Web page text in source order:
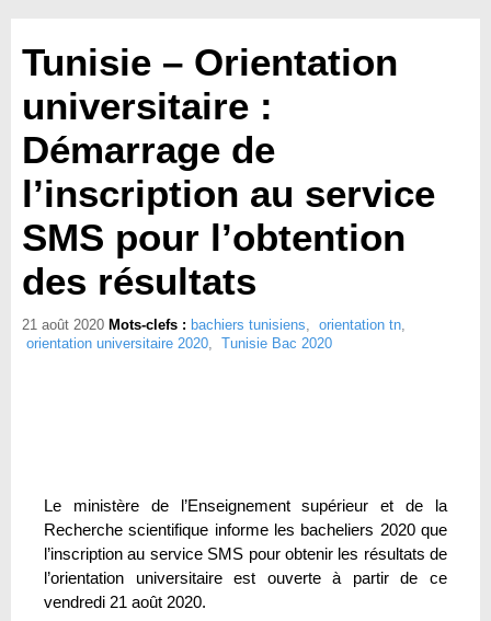
Tunisie – Orientation
universitaire :
Démarrage de
l’inscription au service
SMS pour l’obtention
des résultats
21 août 2020 Mots-clefs : bachiers tunisiens, orientation tn,
orientation universitaire 2020, Tunisie Bac 2020
Le ministère de l’Enseignement supérieur et de la
Recherche scientifique informe les bacheliers 2020 que
l’inscription au service SMS pour obtenir les résultats de
l’orientation universitaire est ouverte à partir de ce
vendredi 21 août 2020.